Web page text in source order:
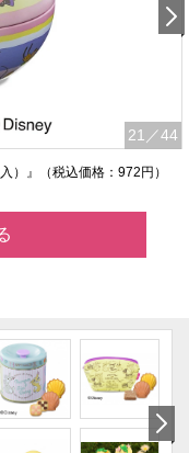
21 ／44
）』（税込価格：972円）